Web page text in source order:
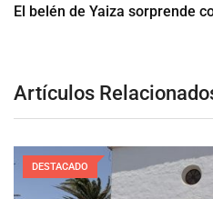
El belén de Yaiza sorprende
Artículos
DESTACADO